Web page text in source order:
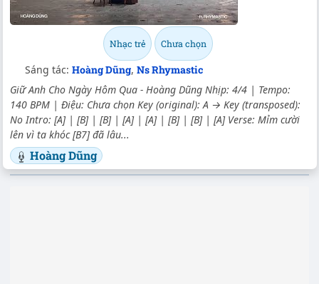
Nhạc trẻ Chưa chọn
Sáng tác: Hoàng Dũng, Ns Rhymastic
Giữ Anh Cho Ngày Hôm Qua - Hoàng Dũng Nhịp: 4/4 | Tempo:
140 BPM | Điệu: Chưa chọn Key (original): A → Key (transposed):
No Intro: [A] | [B] | [B] | [A] | [A] | [B] | [B] | [A] Verse: Mỉm cười
lên vì ta khóc [B7] đã lâu...
Hoàng Dũng